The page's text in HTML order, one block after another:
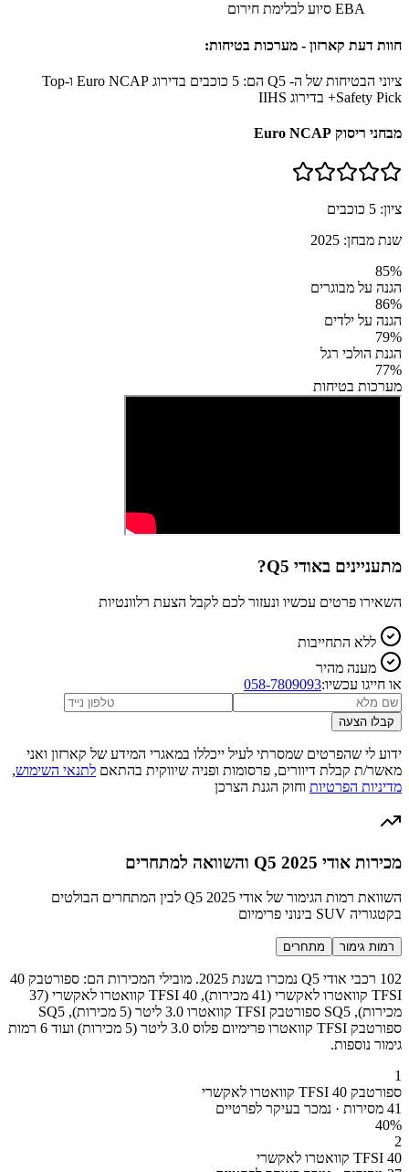
EBA סיוע לבלימת חירום
חוות דעת קארזון - מערכות בטיחות:
ציוני הבטיחות של ה- Q5 הם: 5 כוכבים בדירוג Euro NCAP ו-Top
Safety Pick+ בדירוג IIHS
מבחני ריסוק Euro NCAP
ציון: 5 כוכבים
שנת מבחן: 2025
85%
הגנה על מבוגרים
86%
הגנה על ילדים
79%
הגנת הולכי רגל
77%
מערכות בטיחות
מתעניינים באודי Q5 ?
השאירו פרטים עכשיו ונעזור לכם לקבל הצעת רלוונטיות
ללא התחייבות
מענה מהיר
או חייגו עכשיו:058-7809093
קבלו הצעה
ידוע לי שהפרטים שמסרתי לעיל ייכללו במאגרי המידע של קארזון ואני
מאשר/ת קבלת דיוורים, פרסומות ופניה שיווקית בהתאם לתנאי השימוש,
מדיניות הפרטיות וחוק הגנת הצרכן
מכירות אודי Q5 2025 והשוואה למתחרים
השוואת רמות הגימור של אודי Q5 2025 לבין המתחרים הבולטים
בקטגוריה SUV בינוני פרימיום
רמות גימור מתחרים
102 רכבי אודי Q5 נמכרו בשנת 2025. מובילי המכירות הם: ספורטבק 40
TFSI קוואטרו לאקשרי (41 מכירות), 40 TFSI קוואטרו לאקשרי (37
מכירות), SQ5 ספורטבק TFSI קוואטרו 3.0 ליטר (5 מכירות), SQ5
ספורטבק TFSI קוואטרו פרימיום פלוס 3.0 ליטר (5 מכירות) ועוד 6 רמות
גימור נוספות.
1
ספורטבק 40 TFSI קוואטרו לאקשרי
41 מסירות · נמכר בעיקר לפרטיים
40%
2
40 TFSI קוואטרו לאקשרי